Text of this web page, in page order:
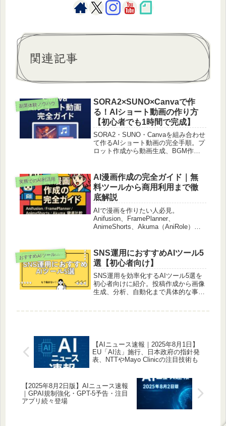
関連記事
副業体験ノウハウ
SORA2×SUNO×Canvaで作
る！AIショート動画の作り方
【初心者でも1時間で完成】
SORA2・SUNO・Canvaを組み合わせ
て作るAIショート動画の完全手順。プ
ロット作成から動画生成、BGM作
実務でのAI利活用
AI漫画作成の完全ガイド｜無
料ツールから商用利用まで徹
底解説
AIで漫画を作りたい人必見。
Anifusion、FramePlanner、
AnimeShorts、Akuma（AniRole）な
方、メリットとデメリット、副業収益
化の方法まで解説します。
お
すすめAIツール紹介
SNS運用におすすめAIツール5
選【初心者向け】
SNS運用を効率化するAIツール5選を
初心者向けに紹介。投稿作成から画像
生成、分析、自動化まで具体的な事例
【AIニュース速報｜2025年8月1日】
EU「AI法」施行、日本政府の指針発
表、NTTやMayo Clinicの注目技術も
【2025年8月2日版】AIニュース速報
｜GPAI規制強化・GPT-5予告・注目
アプリ続々登場